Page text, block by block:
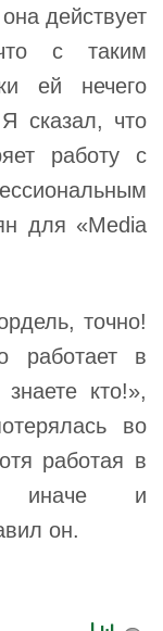
действует
с таким
ей нечего
сказал, что
работу с
для «Media
точно!
работает в
кто!»,
во
работая в
иначе и
он.